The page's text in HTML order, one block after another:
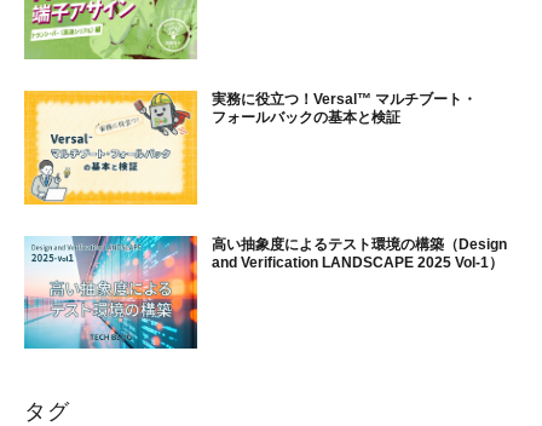
実務に役立つ！Versal™ マルチブート・
フォールバックの基本と検証
高い抽象度によるテスト環境の構築（Design
and Verification LANDSCAPE 2025 Vol-1）
タグ